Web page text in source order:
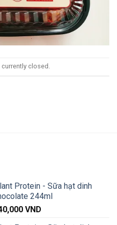
closed.
Protein - Sữa hạt dinh
244ml
VND